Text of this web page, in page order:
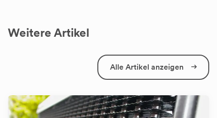
Weitere Artikel
Alle Artikel anzeigen